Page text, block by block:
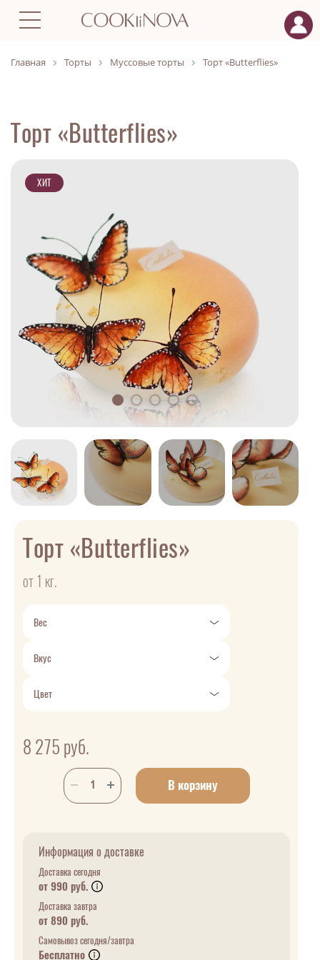
Главная Торты Муссовые торты Торт «Butterflies»
Торт «Butterflies»
ХИТ
Торт «Butterflies»
от 1 кг.
Вес
Вкус
Цвет
8 275 руб.
В корзину
Информация о доставке
Доставка сегодня
от 990 руб.
Доставка завтра
от 890 руб.
Самовывоз сегодня/завтра
Бесплатно